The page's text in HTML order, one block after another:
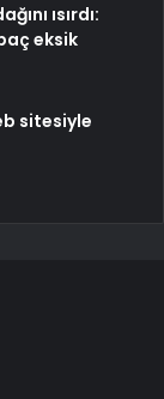
ısırdı:
eksik
sitesiyle